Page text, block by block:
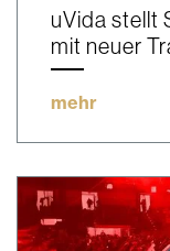
uVida stellt
mit neuer
mehr